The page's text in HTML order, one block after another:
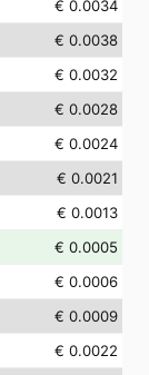
€ 0.0034
€ 0.0038
€ 0.0032
€ 0.0028
€ 0.0024
€ 0.0021
€ 0.0013
€ 0.0005
€ 0.0006
€ 0.0009
€ 0.0022